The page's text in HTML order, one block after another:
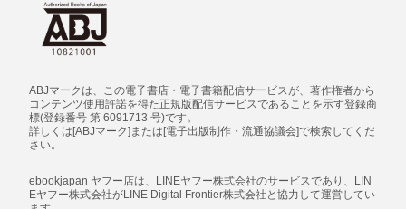
ABJマークは、この電子書店・電子書籍配信サービスが、著作権者から
コンテンツ使用許諾を得た正規版配信サービスであることを示す登録商
標(登録番号 第 6091713 号)です。
詳しくは[ABJマーク]または[電子出版制作・流通協議会]で検索してくだ
さい。
ebookjapan ヤフー店は、LINEヤフー株式会社のサービスであり、LIN
Eヤフー株式会社がLINE Digital Frontier株式会社と協力して運営してい